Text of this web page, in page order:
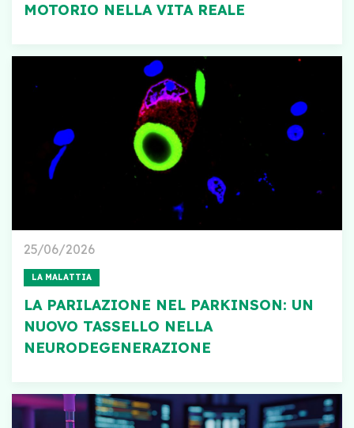
MOTORIO NELLA VITA REALE
25/06/2026
LA MALATTIA
LA PARILAZIONE NEL PARKINSON: UN
NUOVO TASSELLO NELLA
NEURODEGENERAZIONE